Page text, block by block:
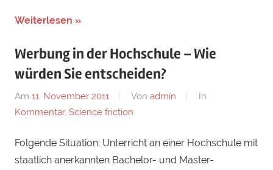
Weiterlesen »
Werbung in der Hochschule – Wie
würden Sie entscheiden?
Am 11. November 2011 Von admin
In
Kommentar, Science friction
Folgende Situation: Unterricht an einer Hochschule mit
staatlich anerkannten Bachelor- und Master-